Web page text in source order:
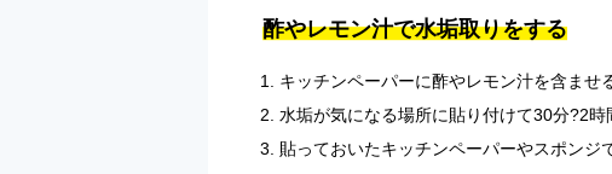
酢やレモン汁で水垢取りをする
キッチンペーパーに酢やレモン汁を含ませ
水垢が気になる場所に貼り付けて30分?2時
貼っておいたキッチンペーパーやスポンジ